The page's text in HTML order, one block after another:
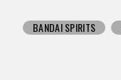
BANDAI SPIRITS